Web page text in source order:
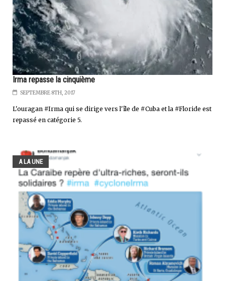
Irma repasse la cinquième
SEPTEMBRE 8TH, 2017
L'ouragan #Irma qui se dirige vers l'île de #Cuba et la #Floride est
repassé en catégorie 5.
A LA UNE